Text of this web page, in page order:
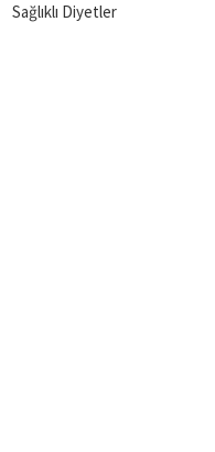
Sağlıklı Diyetler